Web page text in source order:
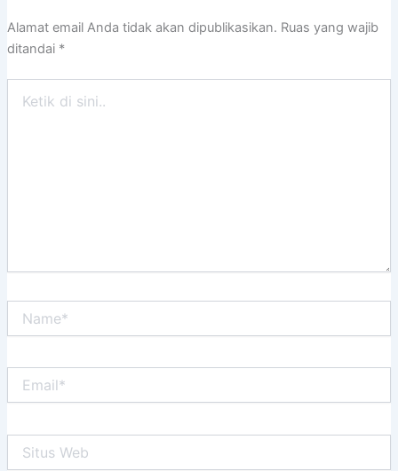
Alamat email Anda tidak akan dipublikasikan. Ruas yang wajib
ditandai *
Web